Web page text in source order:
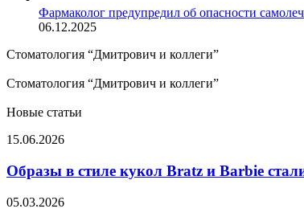
Фармаколог предупредил об опасности
06.12.2025
Стоматология “Дмитрович и коллеги”
Стоматология “Дмитрович и коллеги”
Новые статьи
Образы
стиле
кукол
Bratz
и
15.06.2026
Образы в стиле кукол Bratz и Barbie
В
05.03.2026